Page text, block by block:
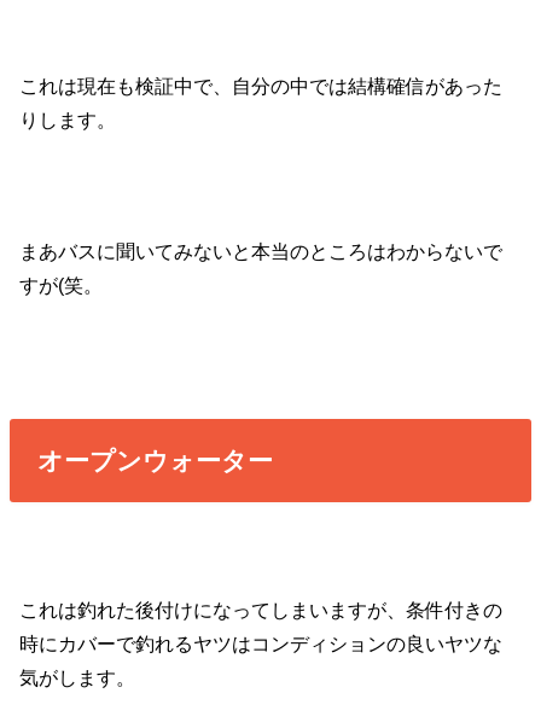
これは現在も検証中で、自分の中では結構確信があった
りします。
まあバスに聞いてみないと本当のところはわからないで
すが(笑。
オープンウォーター
これは釣れた後付けになってしまいますが、条件付きの
時にカバーで釣れるヤツはコンディションの良いヤツな
気がします。